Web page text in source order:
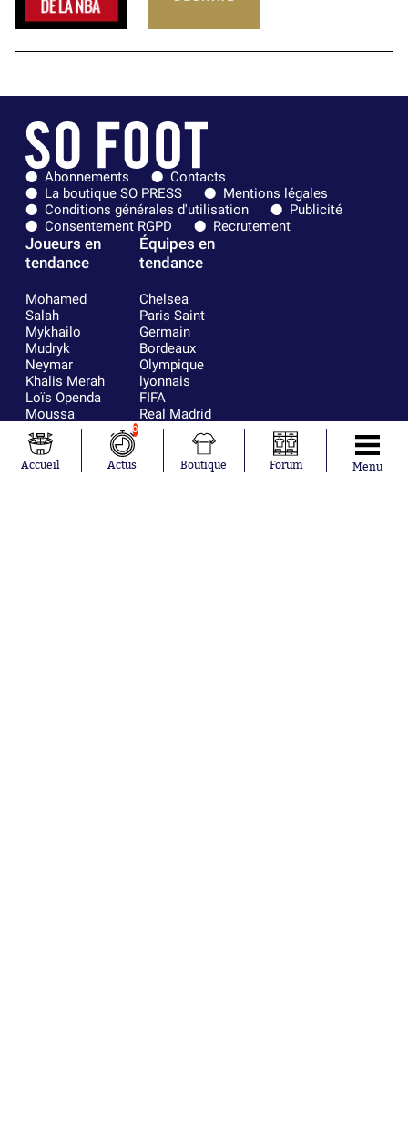
Abonnements
Contacts
La boutique SO PRESS
Mentions légales
Conditions générales d'utilisation
Publicité
Consentement RGPD
Recrutement
Joueurs en
tendance
Mohamed
Salah
Mykhailo
Mudryk
Neymar
Khalis Merah
Loïs Openda
Moussa
Niakhaté
Nicolás
Tagliafico
Équipes en
tendance
Chelsea
Paris Saint-
Germain
Bordeaux
Olympique
lyonnais
FIFA
Real Madrid
RC Strasbourg
AC Milan
Accueil
0
Actus Boutique Forum Menu